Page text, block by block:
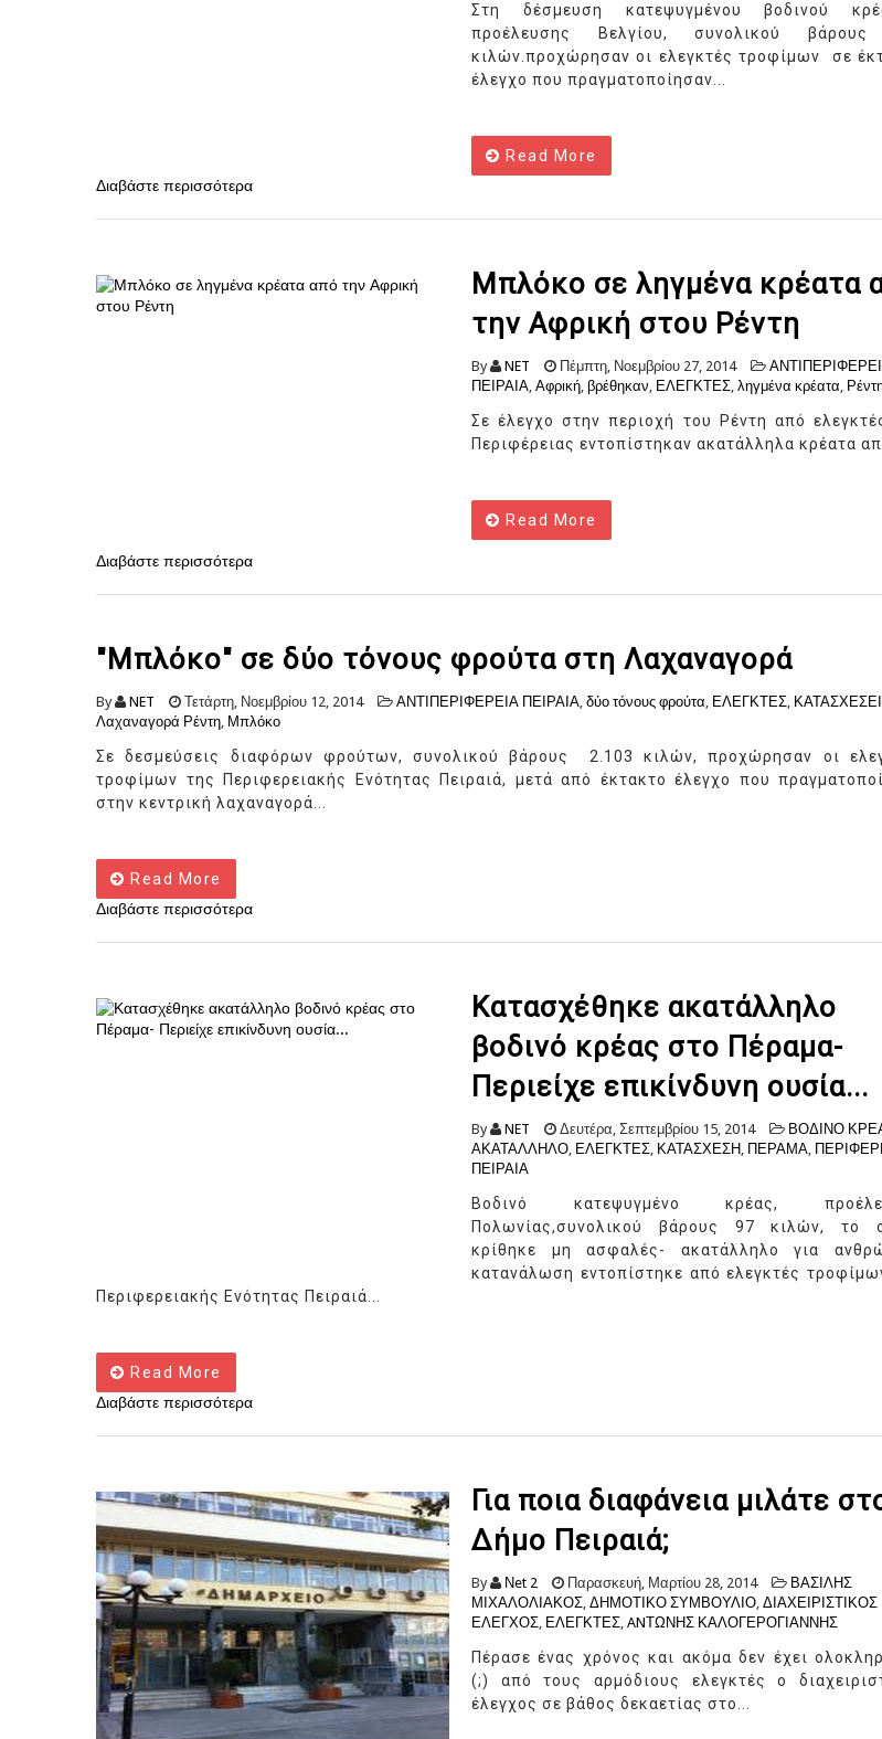
Στη δέσμευση κατεψυγμένου βοδινού
προέλευσης Βελγίου, συνολικού
κιλών.προχώρησαν οι ελεγκτές τροφίμων σε
έλεγχο που πραγματοποίησαν...
Read More
Διαβάστε περισσότερα
Μπλόκο σε ληγμένα κρέατα
την Αφρική στου Ρέντη
By NET Πέμπτη, Νοεμβρίου 27, 2014
ΠΕΙΡΑΙΑ, Αφρική, βρέθηκαν, ΕΛΕΓΚΤΕΣ, ληγμένα κρέατα,
Σε έλεγχο στην περιοχή του Ρέντη από
Περιφέρειας εντοπίστηκαν ακατάλληλα κρέατα
Read More
Διαβάστε περισσότερα
"Μπλόκο" σε δύο τόνους φρούτα στη Λαχαναγορά
By NET Τετάρτη, Νοεμβρίου 12, 2014 ΑΝΤΙΠΕΡΙΦΕΡΕΙΑ ΠΕΙΡΑΙΑ, δύο τόνους φρούτα, ΕΛΕΓΚΤΕΣ,
Λαχαναγορά Ρέντη, Μπλόκο
Σε δεσμεύσεις διαφόρων φρούτων, συνολικού βάρους 2.103 κιλών, προχώρησαν οι
τροφίμων της Περιφερειακής Ενότητας Πειραιά, μετά από έκτακτο έλεγχο που
στην κεντρική λαχαναγορά...
Read More
Διαβάστε περισσότερα
Κατασχέθηκε ακατάλληλο
βοδινό κρέας στο Πέραμα-
Περιείχε επικίνδυνη ουσία...
By NET Δευτέρα, Σεπτεμβρίου 15, 2014
ΒΟΔΙΝΟ
ΑΚΑΤΑΛΛΗΛΟ, ΕΛΕΓΚΤΕΣ, ΚΑΤΑΣΧΕΣΗ, ΠΕΡΑΜΑ,
ΠΕΙΡΑΙΑ
Βοδινό κατεψυγμένο κρέας,
Πολωνίας,συνολικού βάρους 97 κιλών, το
κρίθηκε μη ασφαλές- ακατάλληλο για
κατανάλωση εντοπίστηκε από ελεγκτές
Περιφερειακής Ενότητας Πειραιά...
Read More
Διαβάστε περισσότερα
Για ποια διαφάνεια μιλάτε
Δήμο Πειραιά;
By Νet 2 Παρασκευή, Μαρτίου 28, 2014
ΒΑΣΙΛΗΣ
ΜΙΧΑΛΟΛΙΑΚΟΣ, ΔΗΜΟΤΙΚΟ ΣΥΜΒΟΥΛΙΟ, ΔΙΑΧΕΙΡΙΣΤΙΚΟΣ
ΕΛΕΓΧΟΣ, ΕΛΕΓΚΤΕΣ, ANΤΩΝΗΣ ΚΑΛΟΓΕΡΟΓΙΑΝΝΗΣ
Πέρασε ένας χρόνος και ακόμα δεν έχει
(;) από τους αρμόδιους ελεγκτές ο
έλεγχος σε βάθος δεκαετίας στο...